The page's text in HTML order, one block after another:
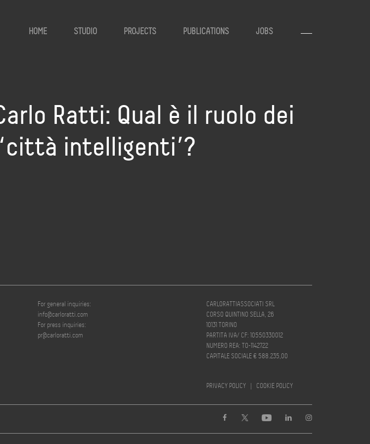
HOME STUDIO PROJECTS PUBLICATIONS JOBS
Ratti: Qual è il ruolo dei
intelligenti’?
For general inquiries:
info@carloratti.com
For press inquiries:
pr@carloratti.com
CARLORATTIASSOCIATI SRL
CORSO QUINTINO SELLA, 26
10131 TORINO
PARTITA IVA/ CF: 10550330012
NUMERO REA: TO-1142722
CAPITALE SOCIALE € 588.235,00
PRIVACY POLICY | COOKIE POLICY